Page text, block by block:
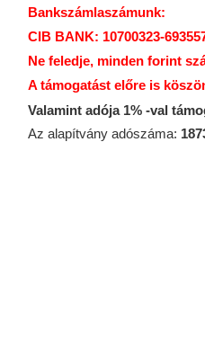
Bankszámlaszámunk:
CIB BANK: 10700323-
Ne feledje, minden forint
A támogatást előre is
Valamint adója 1% -val
Az alapítvány adószáma: